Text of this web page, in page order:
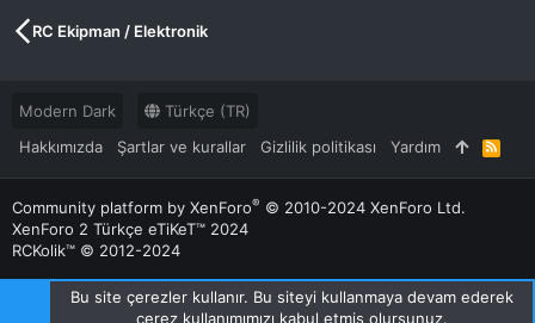
RC Ekipman / Elektronik
Modern Dark
Türkçe (TR)
Hakkımızda
Şartlar ve kurallar Gizlilik politikası Yardım
R
S
S
Community platform by XenForo® © 2010-2024 XenForo Ltd.
XenForo 2 Türkçe eTiKeT™ 2024
RCKolik™ © 2012-2024
Bu site çerezler kullanır. Bu siteyi kullanmaya devam ederek
çerez kullanımımızı kabul etmiş olursunuz.